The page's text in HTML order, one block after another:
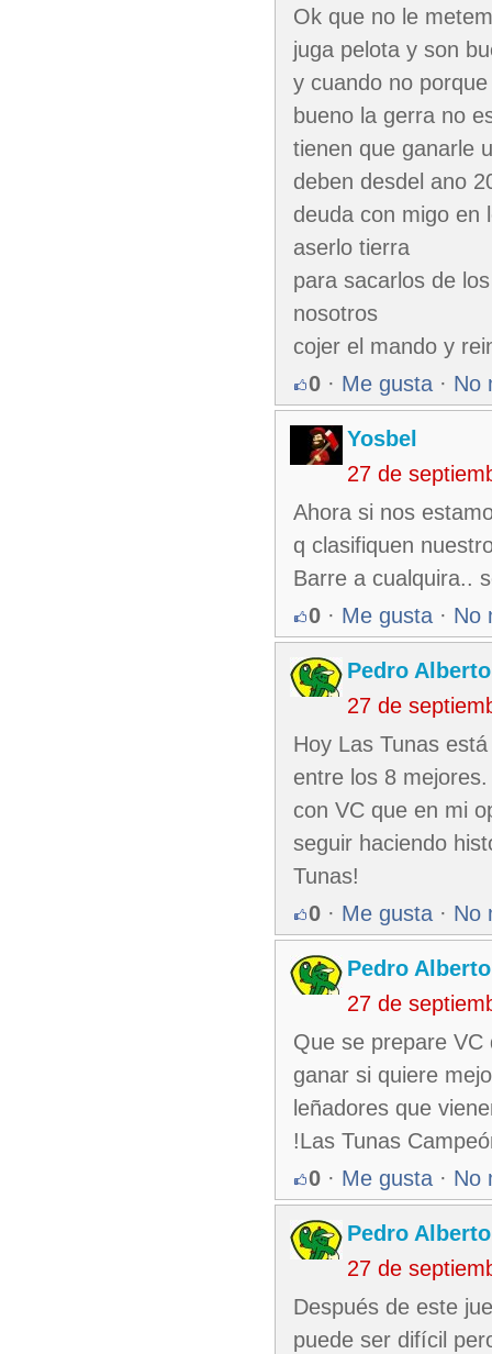
Ok que no le
juga pelota y son
y cuando no
bueno la gerra no
tienen que ganarle
deben desdel ano
deuda con migo en
aserlo tierra
para sacarlos de
nosotros
cojer el mando y
0 · Me gusta · No
Yosbel
27 de
Ahora si nos
q clasifiquen
Barre a cualquira..
0 · Me gusta · No
Pedro
27 de
Hoy Las Tunas
entre los 8
con VC que en mi
seguir haciendo
Tunas!
0 · Me gusta · No
Pedro
27 de
Que se prepare
ganar si quiere
leñadores que
!Las Tunas
0 · Me gusta · No
Pedro
27 de
Después de este
puede ser difícil